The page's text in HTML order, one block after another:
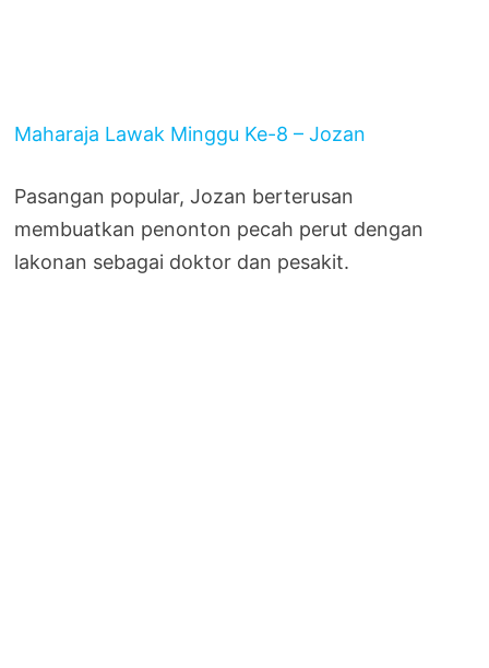
Maharaja Lawak Minggu Ke-8 – Jozan
Pasangan popular, Jozan berterusan
membuatkan penonton pecah perut dengan
lakonan sebagai doktor dan pesakit.